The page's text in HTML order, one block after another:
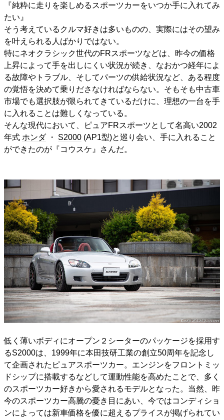
『純粋に走りを楽しめるスポーツカーをいつか手に入れてみ
たい』
そう考えているクルマ好きは多いものの、実際にはその望み
を叶えられる人ばかりではない。
特にネオクラシック世代のFRスポーツなどは、昨今の価格
上昇によって手を出しにくい状況が続き、なおかつ経年によ
る故障やトラブル、そしてパーツの供給状況など、ある程度
の覚悟を決めて乗りださなければならない。そもそも中古車
市場でも選択肢が限られてきているだけに、理想の一台を手
に入れることは難しくなっている。
そんな現代において、ピュアFRスポーツとして名高い2002
年式 ホンダ ・ S2000 (AP1型)と巡り会い、手に入れること
ができたのが『コウスケ』さんだ。
低く薄いボディにオープン２シーターのパッケージを採用す
るS2000は、1999年に本田技研工業の創立50周年を記念し
て企画されたピュアスポーツカー。エンジンをフロントミッ
ドシップに搭載するなどして運動性能を高めたことで、多く
のスポーツカー好きから愛されるモデルとなった。当然、昨
今のスポーツカー高騰の憂き目にあい、今ではコンディショ
ンによっては新車価格を優に超えるプライスが掲げられてい